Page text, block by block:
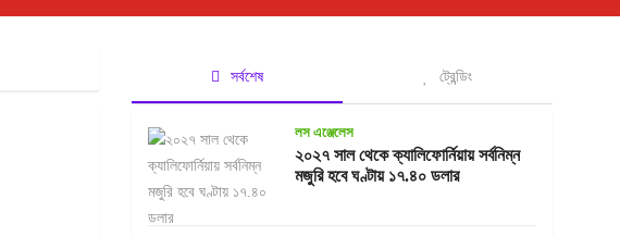
সর্বশেষ ট্রেন্ডিং
লস এঞ্জেলেস
২০২৭ সাল থেকে ক্যালিফোর্নিয়ায় সর্বনিম্ন
মজুরি হবে ঘণ্টায় ১৭.৪০ ডলার